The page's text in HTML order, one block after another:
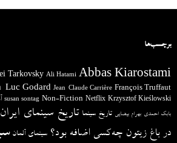
برچسب‌ها
Abbas Kiarostami
Ali Hatami
Tarkovsky
François Truffaut
Jean-Claude Carrière
Luc Godard
Krzysztof Kieślowski
Netflix
Non-Fiction
susan sontag
بابک احمدی بهرام بیضایی تاریخ سینما تاریخ سینمای ایران
در باغ زیتون چه‌کسی اضافه بود؟ سینمای آلمان